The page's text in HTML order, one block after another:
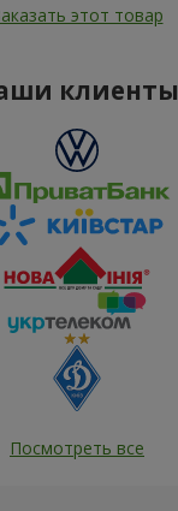
этот товар
клиенты
Посмотреть все